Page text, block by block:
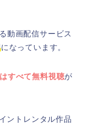
動画配信サービス
になっています。
すべて無料視聴が
ントレンタル作品